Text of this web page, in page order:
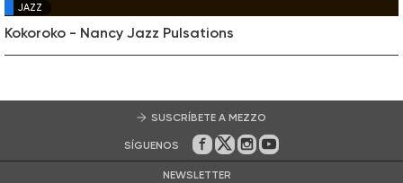
JAZZ
Kokoroko - Nancy Jazz Pulsations
SUSCRÍBETE A MEZZO
SÍGUENOS En Facebook
En Twitter
En Instagram
En Youtube
NEWSLETTER